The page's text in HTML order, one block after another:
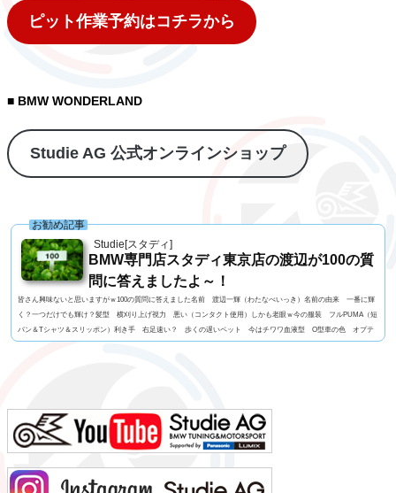
ピット作業予約はコチラから
■ BMW WONDERLAND
Studie AG 公式オンラインショップ
Studie[スタディ]
お勧め記事
BMW専門店スタディ東京店の渡辺が100の質
問に答えましたよ～！
皆さん興味ないと思いますがｗ100の質問に答えました名前 渡辺一輝（わたなべいっき）名前の由来 一番に輝
く？一つだけでも輝け？髪型 横刈り上げ視力 悪い（コンタクト使用）しかも老眼ｗ今の服装 フルPUMA（短
パン＆Tシャツ＆スリッポン）利き手 右足速い？ 歩くの遅いペット 今はチワワ血液型 O型車の色 オプテ